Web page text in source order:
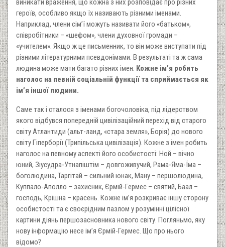
героїв, особливо якщо їх називають різними іменами.
Наприклад, члени сім’ї можуть називати його «батьком»,
співробітники – «шефом», члени духовної громади –
«учителем». Якщо ж це письменник, то він може виступати під
різними літературними псевдонімами. В результаті та ж сама
людина може мати багато різних імен. Кожне ім’я робить
наголос на певній соціальній функції та сприймається як
ім’я іншої людини.
Саме так і сталося з іменами богочоловіка, під лідерством
якого відбувся попередній цивілізаційний перехід від старого
світу Атлантиди (альт-ланд, «стара земля», Борія) до нового
світу Гіперборії (Трипільська цивілізація). Кожне з імен робить
наголос на певному аспекті його особистості: Ной – вічно
юний, Зіусудра-Утнапіштім – довгоживучий, Рама-Яма-Їма –
боголюдина, Таргітай – сильний юнак, Ману – першолюдина,
Куппало-Аполло – захисник, Єрмій-Гермес – святий, Баал –
господь, Крішна – красень. Кожне ім’я розкриває іншу сторону
особистості та є своєрідним пазлом у розумінні цілісної
картини діянь першозасновника нового світу. Погляньмо, яку
нову інформацію несе ім’я Єрмій-Гермес. Що про нього
відомо?